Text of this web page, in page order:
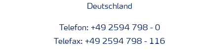
Deutschland
Telefon: +49 2594 798 - 0
Telefax: +49 2594 798 - 116